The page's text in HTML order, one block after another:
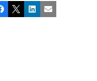
Facebook
X LinkedInE-mail